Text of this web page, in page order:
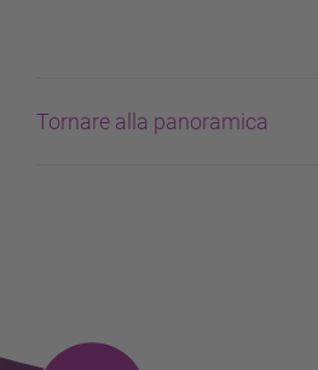
Tornare alla panoramica